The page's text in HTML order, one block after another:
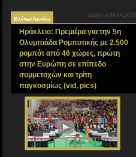
Βλέπω/Ακούω
Σάββατο 04.04.2026
Ηράκλειο: Πρεμιέρα για την 5η
Ολυμπιάδα Ρομποτικής με 2.500
ρομπότ από 46 χώρες, πρώτη
στην Ευρώπη σε επίπεδο
συμμετοχών και τρίτη
παγκοσμίως (vid, pics)